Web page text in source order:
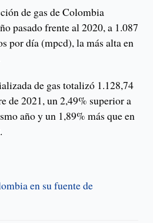
de gas de Colombia
pasado frente al 2020, a 1.087
por día (mpcd), la más alta en
de gas totalizó 1.128,74
de 2021, un 2,49% superior a
año y un 1,89% más que en
en su fuente de